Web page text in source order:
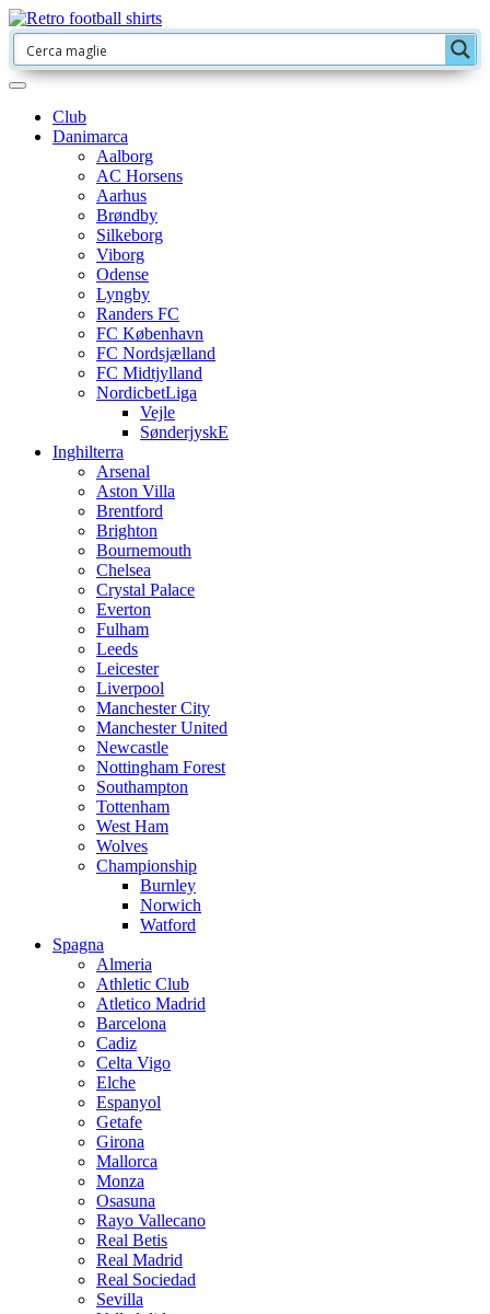
Club
Danimarca
Aalborg
AC Horsens
Aarhus
Brøndby
Silkeborg
Viborg
Odense
Lyngby
Randers FC
FC København
FC Nordsjælland
FC Midtjylland
NordicbetLiga
Vejle
SønderjyskE
Inghilterra
Arsenal
Aston Villa
Brentford
Brighton
Bournemouth
Chelsea
Crystal Palace
Everton
Fulham
Leeds
Leicester
Liverpool
Manchester City
Manchester United
Newcastle
Nottingham Forest
Southampton
Tottenham
West Ham
Wolves
Championship
Burnley
Norwich
Watford
Spagna
Almeria
Athletic Club
Atletico Madrid
Barcelona
Cadiz
Celta Vigo
Elche
Espanyol
Getafe
Girona
Mallorca
Monza
Osasuna
Rayo Vallecano
Real Betis
Real Madrid
Real Sociedad
Sevilla